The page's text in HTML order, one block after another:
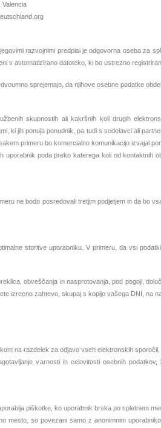
Valencia
razvojnimi predpisi je odgovorna oseba za
v avtomatizirano datoteko, ki bo ustrezno
sprejemajo, da njihove osebne podatke
skupnostih ali kakršnih koli drugih
ki jih ponuja ponudnik, pa tudi s sodelavci ali
primeru bo komercialno komunikacijo izvajal
poda preko katerega koli od kontaktnih
ne bodo posredovali tretjim podjetjem in da bo
storitve uporabniku. V primeru, da vsi
obveščanja in nasprotovanja, pod pogoji,
izrecno zahtevo, skupaj s kopijo vašega DNI, na
na razdelek za odjavo vseh elektronskih sporočil,
varnosti in celovitosti osebnih
piškotke, ko uporabnik brska po spletnem
mesto, so povezani samo z anonimnim